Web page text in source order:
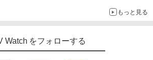
もっと見る
Watch をフォローする